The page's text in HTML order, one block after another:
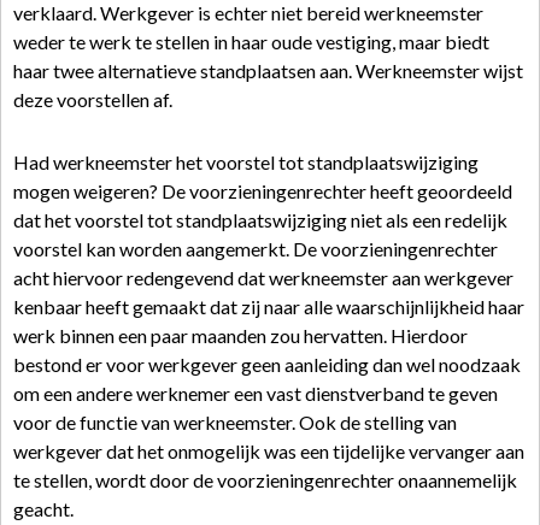
verklaard. Werkgever is echter niet bereid werkneemster
weder te werk te stellen in haar oude vestiging, maar biedt
haar twee alternatieve standplaatsen aan. Werkneemster wijst
deze voorstellen af.
Had werkneemster het voorstel tot standplaatswijziging
mogen weigeren? De voorzieningenrechter heeft geoordeeld
dat het voorstel tot standplaatswijziging niet als een redelijk
voorstel kan worden aangemerkt. De voorzieningenrechter
acht hiervoor redengevend dat werkneemster aan werkgever
kenbaar heeft gemaakt dat zij naar alle waarschijnlijkheid haar
werk binnen een paar maanden zou hervatten. Hierdoor
bestond er voor werkgever geen aanleiding dan wel noodzaak
om een andere werknemer een vast dienstverband te geven
voor de functie van werkneemster. Ook de stelling van
werkgever dat het onmogelijk was een tijdelijke vervanger aan
te stellen, wordt door de voorzieningenrechter onaannemelijk
geacht.